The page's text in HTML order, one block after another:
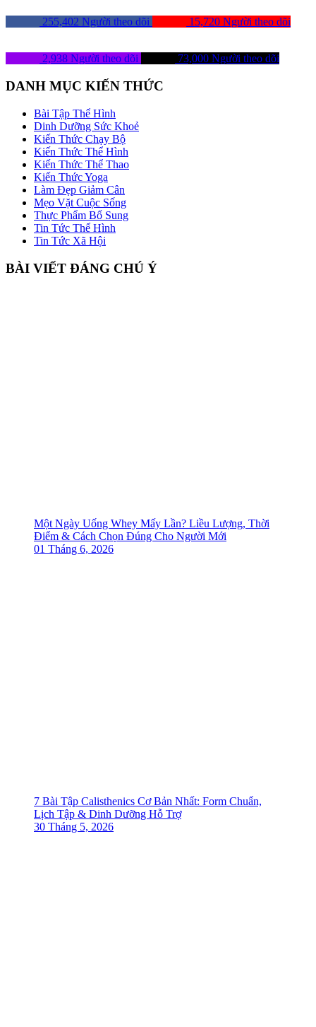
255,402 Người theo dõi 15,720 Người theo dõi
2,938 Người theo dõi 73,000 Người theo dõi
DANH MỤC KIẾN THỨC
Bài Tập Thể Hình
Dinh Dưỡng Sức Khoẻ
Kiến Thức Chạy Bộ
Kiến Thức Thể Hình
Kiến Thức Thể Thao
Kiến Thức Yoga
Làm Đẹp Giảm Cân
Mẹo Vặt Cuộc Sống
Thực Phẩm Bổ Sung
Tin Tức Thể Hình
Tin Tức Xã Hội
BÀI VIẾT ĐÁNG CHÚ Ý
Một Ngày Uống Whey Mấy Lần? Liều Lượng, Thời
Điểm & Cách Chọn Đúng Cho Người Mới
01 Tháng 6, 2026
7 Bài Tập Calisthenics Cơ Bản Nhất: Form Chuẩn,
Lịch Tập & Dinh Dưỡng Hỗ Trợ
30 Tháng 5, 2026